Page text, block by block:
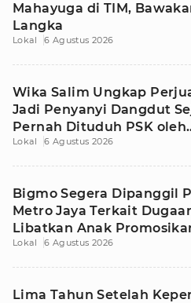
Mahayuga di TIM,
Langka
Lokal 6 Agustus 2026
Wika Salim Ungkap
Jadi Penyanyi Dangdut
Pernah Dituduh PSK oleh
Tetangga
Lokal 6 Agustus 2026
Bigmo Segera Dipanggil
Metro Jaya Terkait
Libatkan Anak
Lokal 6 Agustus 2026
Lima Tahun Setelah